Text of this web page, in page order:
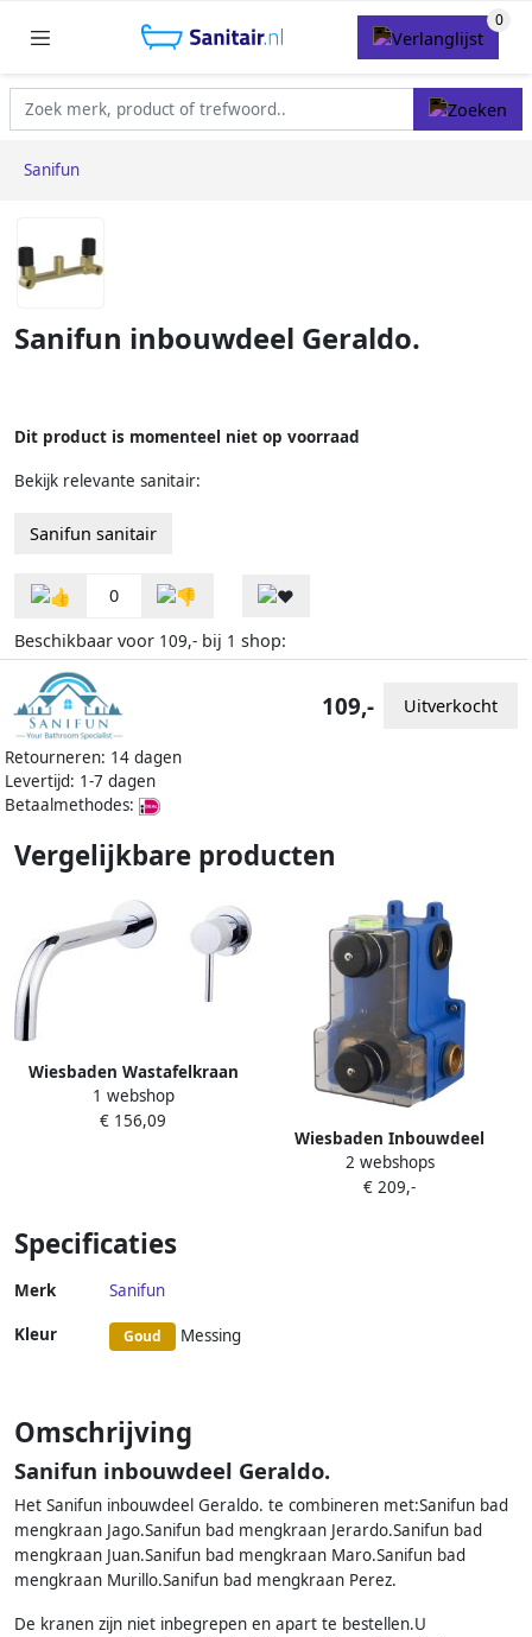
Sanifun
Sanifun inbouwdeel Geraldo.
Dit product is momenteel niet op voorraad
Bekijk relevante sanitair:
Sanifun sanitair
0
Beschikbaar voor 109,- bij 1 shop:
Retourneren: 14 dagen
Levertijd: 1-7 dagen
Betaalmethodes:
109,- Uitverkocht
Vergelijkbare producten
Wiesbaden Wastafelkraan
Inbouw Slim Twenty
Afbouwdeel Mengkraan
1 webshop
€ 156,09
Wiesbaden Inbouwdeel
Douchekraan Themostatisch
2-wegs Inbouwbox
2 webshops
€ 209,-
Specificaties
Merk Sanifun
Kleur Goud Messing
Omschrijving
Sanifun inbouwdeel Geraldo.
Het Sanifun inbouwdeel Geraldo. te combineren met:Sanifun bad
mengkraan Jago.Sanifun bad mengkraan Jerardo.Sanifun bad
mengkraan Juan.Sanifun bad mengkraan Maro.Sanifun bad
mengkraan Murillo.Sanifun bad mengkraan Perez.
De kranen zijn niet inbegrepen en apart te bestellen.U